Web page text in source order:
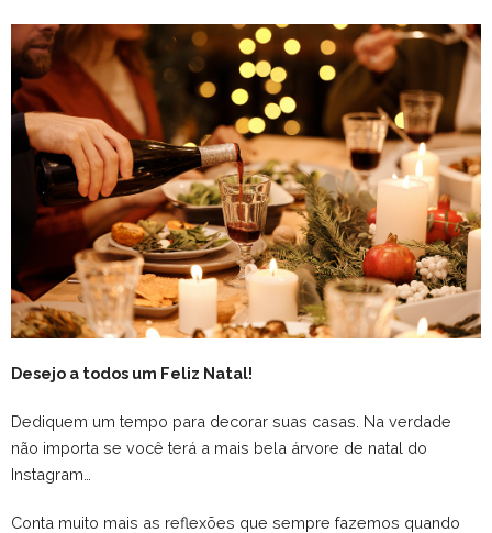
Desejo a todos um Feliz Natal!
Dediquem um tempo para decorar suas casas. Na verdade
não importa se você terá a mais bela árvore de natal do
Instagram…
Conta muito mais as reflexões que sempre fazemos quando